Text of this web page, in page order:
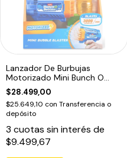
Lanzador De Burbujas
Motorizado Mini Bunch O
Bubbles Azul Marino
$28.499,00
$25.649,10 con Transferencia o
depósito
3 cuotas sin interés de
$9.499,67